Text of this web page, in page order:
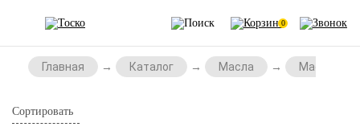
0
Главная Каталог Масла Масла для
Сортировать